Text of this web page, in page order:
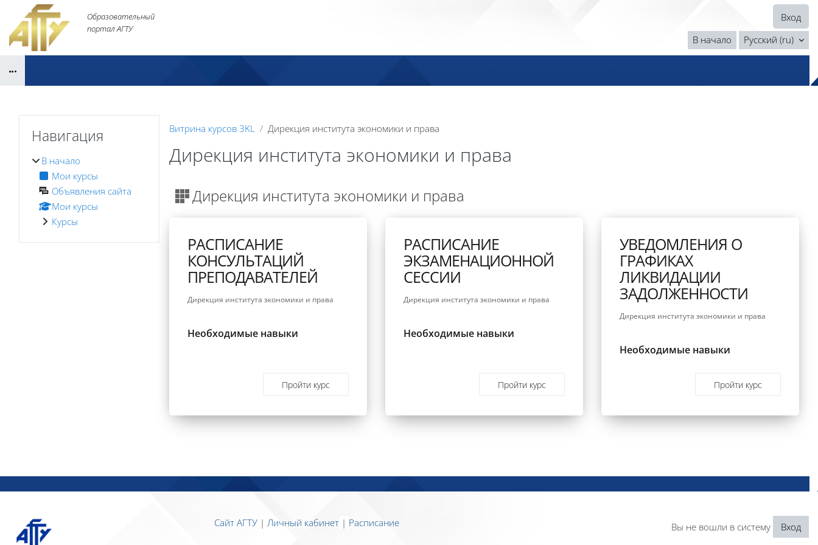
Перейти к основному содержанию
Образовательный
портал АГТУ
Вход
В начало
Русский ‎(ru)‎
Витрина курсов 3KL Дирекция института экономики и права
Дирекция института экономики и права
БлокиДирекция института экономики и права
РАСПИСАНИЕ
КОНСУЛЬТАЦИЙ
ПРЕПОДАВАТЕЛЕЙ
Дирекция института экономики и права
Необходимые навыки
Пройти курс
РАСПИСАНИЕ
ЭКЗАМЕНАЦИОННОЙ
СЕССИИ
Дирекция института экономики и права
Необходимые навыки
Пройти курс
УВЕДОМЛЕНИЯ О
ГРАФИКАХ
ЛИКВИДАЦИИ
ЗАДОЛЖЕННОСТИ
Дирекция института экономики и права
Необходимые навыки
Пройти курс
Блоки
Навигация
В начало
Мои курсы
Объявления сайта
Мои курсы
Курсы
Блоки
Сайт АГТУ | Личный кабинет | Расписание Вы не вошли в систему Вход